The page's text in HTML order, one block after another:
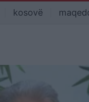
kosovë